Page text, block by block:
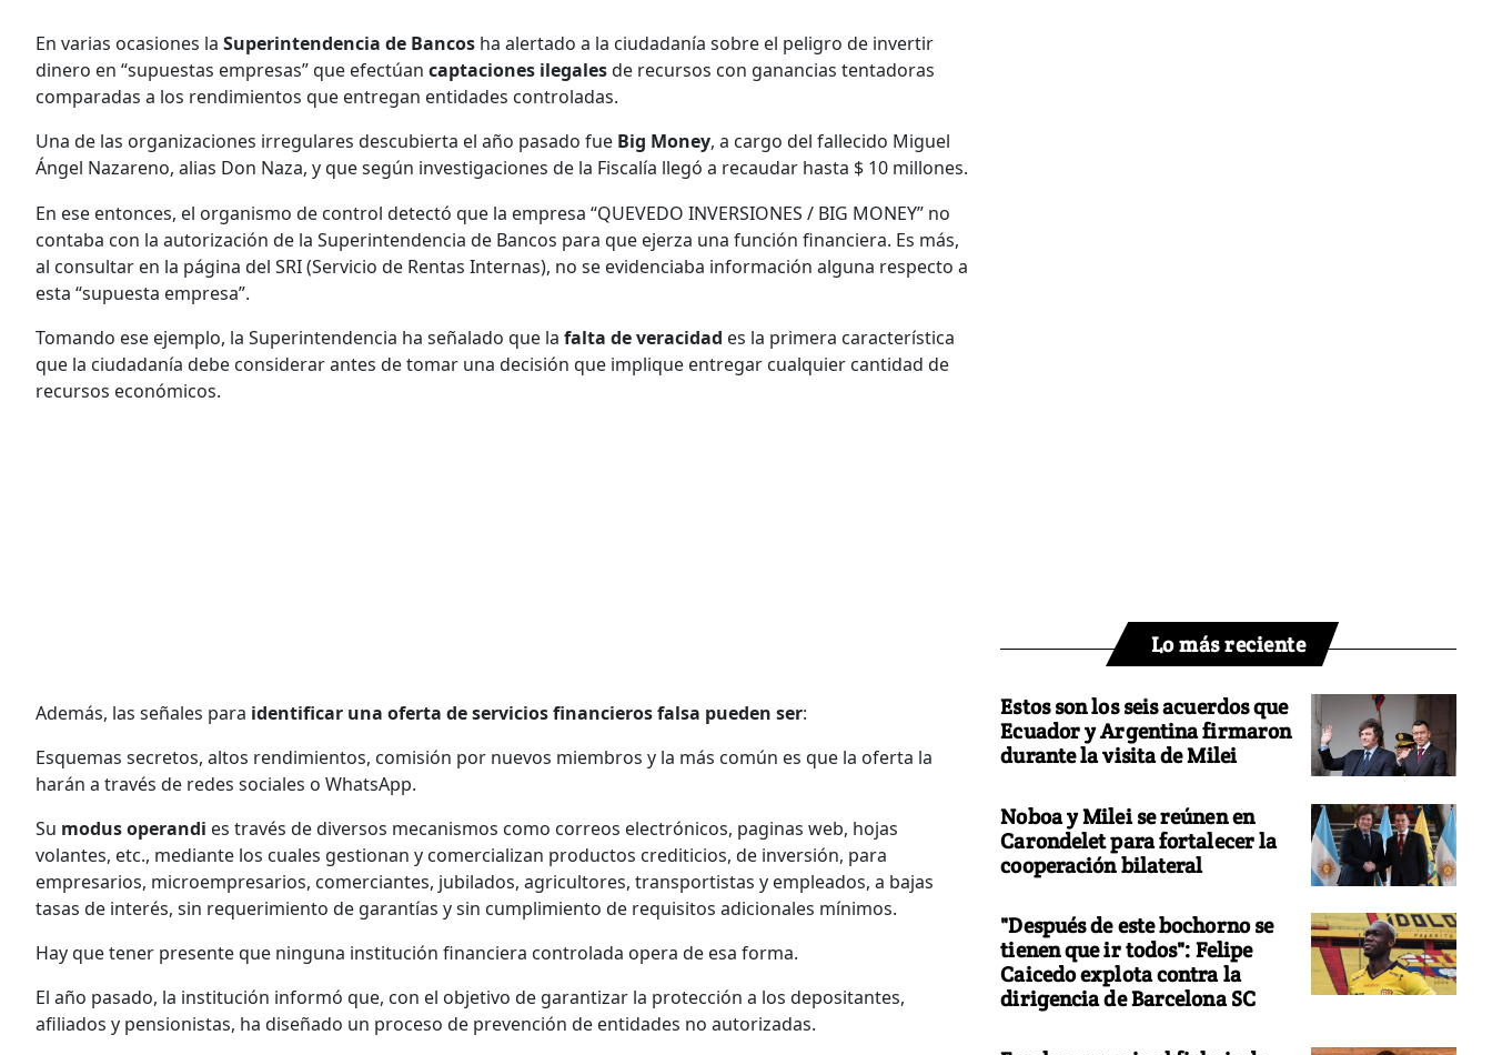
En varias ocasiones la Superintendencia de Bancos ha alertado a la ciudadanía sobre el peligro de invertir
dinero en “supuestas empresas” que efectúan captaciones ilegalesde recursos con ganancias tentadoras
comparadas a los rendimientos que entregan entidades controladas.
Una de las organizaciones irregulares descubierta el año pasado fue Big Money, a cargo del fallecido Miguel
Ángel Nazareno, alias Don Naza, y que según investigaciones de la Fiscalía llegó a recaudar hasta $ 10 millones.
En ese entonces, el organismo de control detectó que la empresa “QUEVEDO INVERSIONES / BIG MONEY” no
contaba con la autorización de la Superintendencia de Bancos para que ejerza una función financiera. Es más,
al consultar en la página del SRI (Servicio de Rentas Internas), no se evidenciaba información alguna respecto a
esta “supuesta empresa”.
Tomando ese ejemplo, la Superintendencia ha señalado que la falta de veracidad es la primera característica
que la ciudadanía debe considerar antes de tomar una decisión que implique entregar cualquier cantidad de
recursos económicos.
Además, las señales para identificar una oferta de servicios financieros falsa pueden ser:
Esquemas secretos, altos rendimientos, comisión por nuevos miembros y la más común es que la oferta la
harán a través de redes sociales o WhatsApp.
Su modus operandi es través de diversos mecanismos como correos electrónicos, paginas web, hojas
volantes, etc., mediante los cuales gestionan y comercializan productos crediticios, de inversión, para
empresarios, microempresarios, comerciantes, jubilados, agricultores, transportistas y empleados, a bajas
tasas de interés, sin requerimiento de garantías y sin cumplimiento de requisitos adicionales mínimos.
Hay que tener presente que ninguna institución financiera controlada opera de esa forma.
El año pasado, la institución informó que, con el objetivo de garantizar la protección a los depositantes,
afiliados y pensionistas, ha diseñado un proceso de prevención de entidades no autorizadas.
Lo más reciente
Estos son los seis acuerdos que
Ecuador y Argentina firmaron
durante la visita de Milei
Noboa y Milei se reúnen en
Carondelet para fortalecer la
cooperación bilateral
"Después de este bochorno se
tienen que ir todos": Felipe
Caicedo explota contra la
dirigencia de Barcelona SC